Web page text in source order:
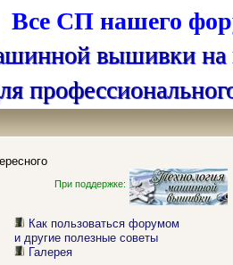
Все СП нашего
вышивки
При поддержке:
Как пользоваться форумом
и другие полезные советы
Галерея